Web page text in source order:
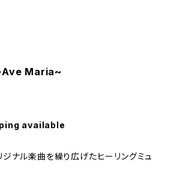
Maria~
available
ジナル楽曲を繰り広げたヒーリングミュ